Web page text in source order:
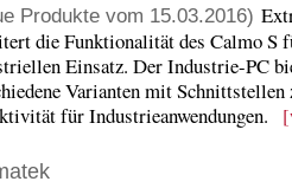
Produkte vom 15.03.2016)
die Funktionalität des Calmo S
Einsatz. Der Industrie-PC
Varianten mit Schnittstellen
für Industrieanwendungen.